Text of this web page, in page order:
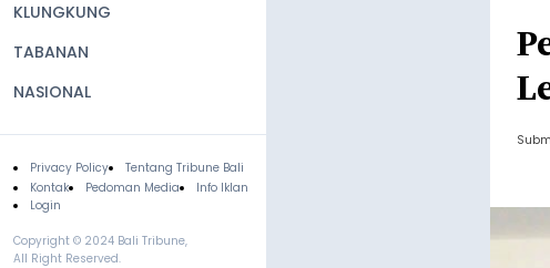
KLUNGKUNG
TABANAN
NASIONAL
Footer
Privacy Policy
Tentang Tribune Bali
Kontak
Pedoman Media
Info Iklan
Login
Copyright © 2024 Bali Tribune,
All Right Reserved.